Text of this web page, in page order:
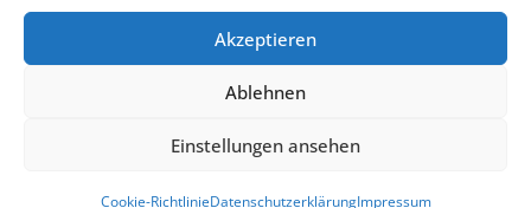
Akzeptieren
Ablehnen
Einstellungen ansehen
Cookie-RichtlinieDatenschutzerklärungImpressum
Impressum Cookie-Richtlinie